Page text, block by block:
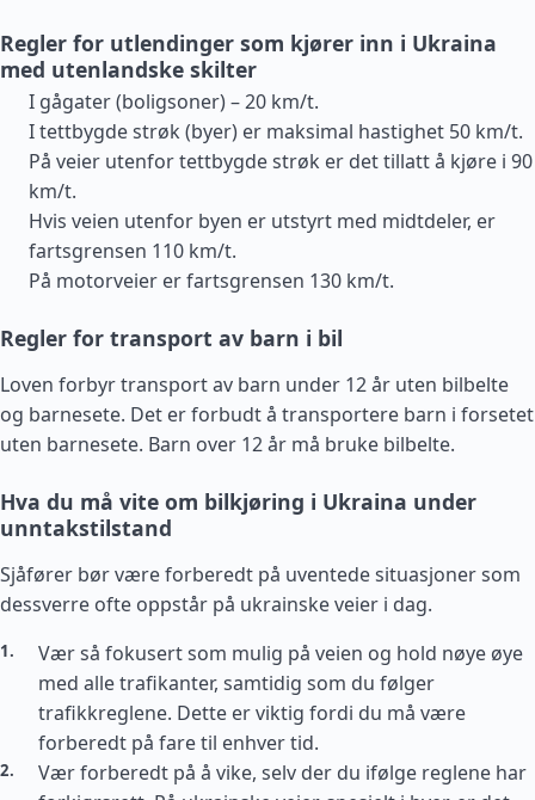
Regler for utlendinger som kjører inn i Ukraina
med utenlandske skilter
I gågater (boligsoner) – 20 km/t.
I tettbygde strøk (byer) er maksimal hastighet 50 km/t.
På veier utenfor tettbygde strøk er det tillatt å kjøre i 90
km/t.
Hvis veien utenfor byen er utstyrt med midtdeler, er
fartsgrensen 110 km/t.
På motorveier er fartsgrensen 130 km/t.
Regler for transport av barn i bil
Loven forbyr transport av barn under 12 år uten bilbelte
og barnesete. Det er forbudt å transportere barn i forsetet
uten barnesete. Barn over 12 år må bruke bilbelte.
Hva du må vite om bilkjøring i Ukraina under
unntakstilstand
Sjåfører bør være forberedt på uventede situasjoner som
dessverre ofte oppstår på ukrainske veier i dag.
Vær så fokusert som mulig på veien og hold nøye øye
med alle trafikanter, samtidig som du følger
trafikkreglene. Dette er viktig fordi du må være
forberedt på fare til enhver tid.
Vær forberedt på å vike, selv der du ifølge reglene har